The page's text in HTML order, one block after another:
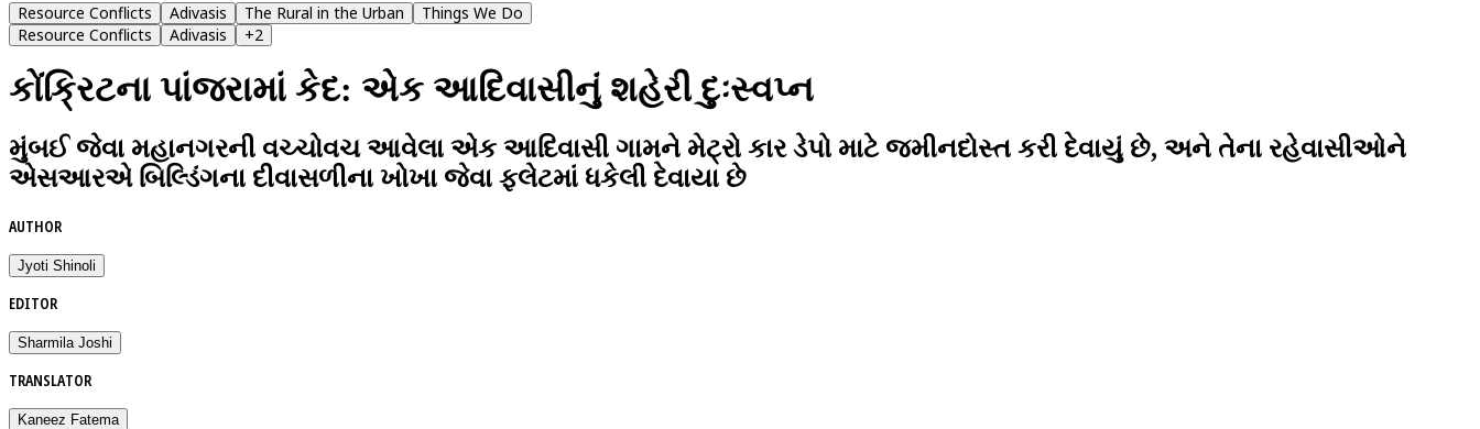
Resource Conflicts
Adivasis The Rural in the Urban
Things We Do
Resource Conflicts
Adivasis +2
કોંક્રિટના પાંજરામાં કેદ: એક આદિવાસીનું શહેરી દુઃસ્વપ્ન
મુંબઈ જેવા મહાનગરની વચ્ચોવચ આવેલા એક આદિવાસી ગામને મેટ્રો કાર ડેપો માટે જમીનદોસ્ત કરી દેવાયું છે, અને તેના રહેવાસીઓને
એસઆરએ બિલ્ડિંગના દીવાસળીના ખોખા જેવા ફ્લેટમાં ધકેલી દેવાયા છે
AUTHOR
Jyoti Shinoli
EDITOR
Sharmila Joshi
TRANSLATOR
Kaneez Fatema